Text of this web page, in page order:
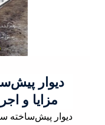
دیوار
مزایا و
دیوار پیش‌ساخته